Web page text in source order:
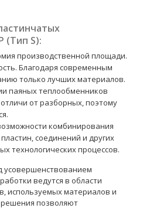
(Тип S):
производственной площади.
Благодаря современным
только лучших материалов.
паяных теплообменников
от разборных, поэтому
комбинирования
соединений и других
технологических процессов.
усовершенствованием
ведутся в области
используемых материалов и
позволяют